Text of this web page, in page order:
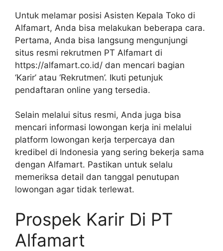
Untuk melamar posisi Asisten Kepala Toko di
Alfamart, Anda bisa melakukan beberapa cara.
Pertama, Anda bisa langsung mengunjungi
situs resmi rekrutmen PT Alfamart di
https://alfamart.co.id/ dan mencari bagian
‘Karir’ atau ‘Rekrutmen’. Ikuti petunjuk
pendaftaran online yang tersedia.
Selain melalui situs resmi, Anda juga bisa
mencari informasi lowongan kerja ini melalui
platform lowongan kerja terpercaya dan
kredibel di Indonesia yang sering bekerja sama
dengan Alfamart. Pastikan untuk selalu
memeriksa detail dan tanggal penutupan
lowongan agar tidak terlewat.
Prospek Karir Di PT
Alfamart